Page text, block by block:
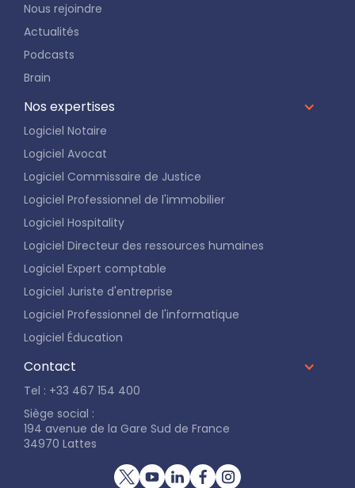
Nous rejoindre
Actualités
Podcasts
Brain
Nos expertises
Logiciel Notaire
Logiciel Avocat
Logiciel Commissaire de Justice
Logiciel Professionnel de l'immobilier
Logiciel Hospitality
Logiciel Directeur des ressources humaines
Logiciel Expert comptable
Logiciel Juriste d'entreprise
Logiciel Professionnel de l'informatique
Logiciel Éducation
Contact
Tel : +33 467 154 400
Siège social :
194 avenue de la Gare Sud de France
34970 Lattes